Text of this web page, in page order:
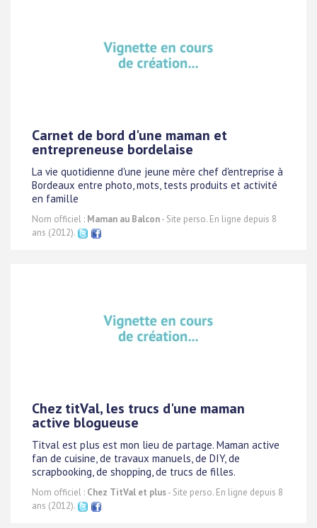
Carnet de bord d'une maman et
entrepreneuse bordelaise
La vie quotidienne d'une jeune mère chef d'entreprise à
Bordeaux entre photo, mots, tests produits et activité
en famille
Nom officiel : Maman au Balcon- Site perso. En ligne depuis 8
ans (2012).
Chez titVal, les trucs d'une maman
active blogueuse
Titval est plus est mon lieu de partage. Maman active
fan de cuisine, de travaux manuels, de DIY, de
scrapbooking, de shopping, de trucs de filles.
Nom officiel : Chez TitVal et plus- Site perso. En ligne depuis 8
ans (2012).